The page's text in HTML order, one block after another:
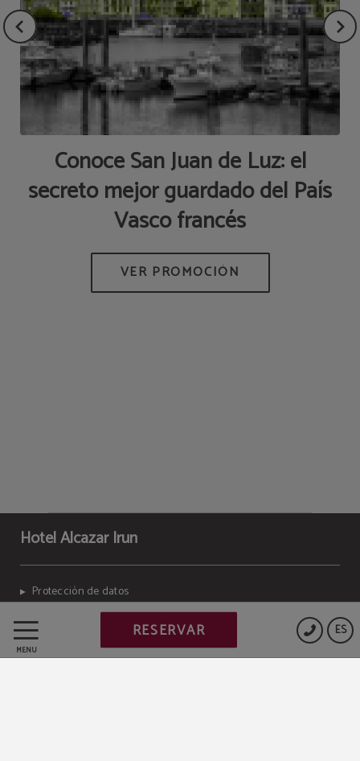
MENÚ
ES
RESERVAR
Conoce San Juan de Luz: el
secreto mejor guardado del País
Vasco francés
Hotel Alcazar Irun
Protección de datos
Política de cookies